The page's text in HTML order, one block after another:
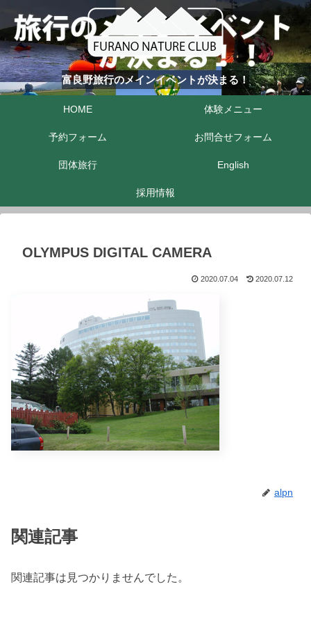
富良野旅行のメインイベントが決まる！
HOME 体験メニュー
予約フォーム お問合せフォーム
団体旅行 English
採用情報
OLYMPUS DIGITAL CAMERA
2020.07.04 2020.07.12
alpn
関連記事
関連記事は見つかりませんでした。